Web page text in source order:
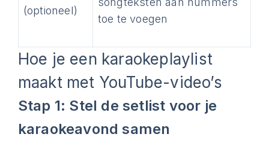
(optioneel)
toe te voegen
Hoe je een karaokeplaylist
maakt met YouTube-video’s
Stap 1: Stel de setlist voor je
karaokeavond samen